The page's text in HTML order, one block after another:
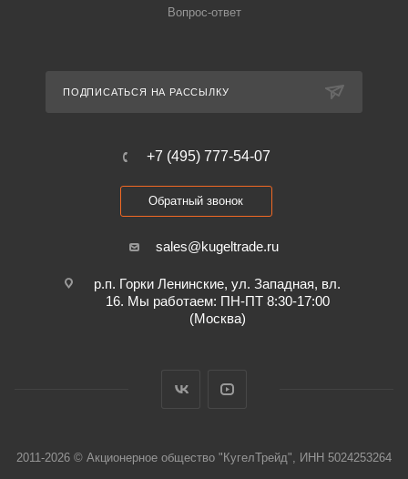
Вопрос-ответ
ПОДПИСАТЬСЯ НА РАССЫЛКУ
+7 (495) 777-54-07
Обратный звонок
sales@kugeltrade.ru
р.п. Горки Ленинские, ул. Западная, вл.
16. Мы работаем: ПН-ПТ 8:30-17:00
(Москва)
2011-2026 © Акционерное общество "КугелТрейд", ИНН 5024253264